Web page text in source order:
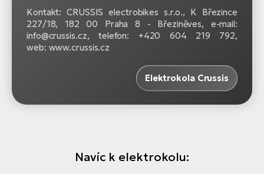
Kontakt: CRUSSIS electrobikes s.r.o., K Březince
227/18, 182 00 Praha 8 - Březiněves, e-mail:
info@crussis.cz, telefon: +420 604 219 792,
web: www.crussis.cz
Elektrokola Crussis
Navíc k elektrokolu: